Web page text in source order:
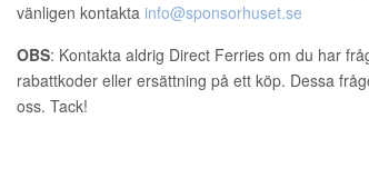
vänligen kontakta info@sponsorhuset.se
OBS: Kontakta aldrig Direct Ferries om du har
rabattkoder eller ersättning på ett köp. Dessa
oss. Tack!